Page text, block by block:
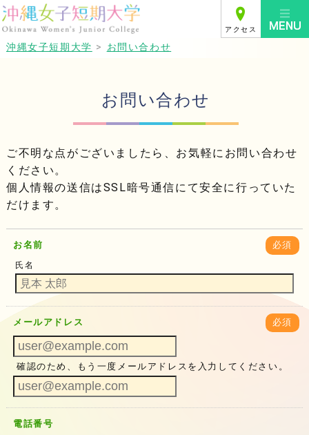
アクセス
沖縄女子短期大学 > お問い合わせ
お問い合わせ
ご不明な点がございましたら、お気軽にお問い合わせ
ください。
個人情報の送信はSSL暗号通信にて安全に行っていた
だけます。
お名前 必須
氏名
メールアドレス 必須
確認のため、もう一度メールアドレスを入力してください。
電話番号